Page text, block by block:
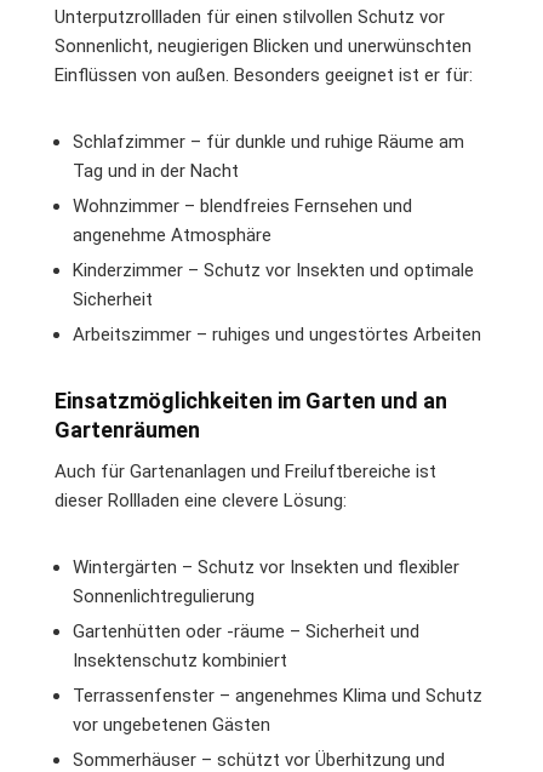
Unterputzrollladen für einen stilvollen Schutz vor
Sonnenlicht, neugierigen Blicken und unerwünschten
Einflüssen von außen. Besonders geeignet ist er für:
Schlafzimmer – für dunkle und ruhige Räume am
Tag und in der Nacht
Wohnzimmer – blendfreies Fernsehen und
angenehme Atmosphäre
Kinderzimmer – Schutz vor Insekten und optimale
Sicherheit
Arbeitszimmer – ruhiges und ungestörtes Arbeiten
Einsatzmöglichkeiten im Garten und an
Gartenräumen
Auch für Gartenanlagen und Freiluftbereiche ist
dieser Rollladen eine clevere Lösung:
Wintergärten – Schutz vor Insekten und flexibler
Sonnenlichtregulierung
Gartenhütten oder -räume – Sicherheit und
Insektenschutz kombiniert
Terrassenfenster – angenehmes Klima und Schutz
vor ungebetenen Gästen
Sommerhäuser – schützt vor Überhitzung und